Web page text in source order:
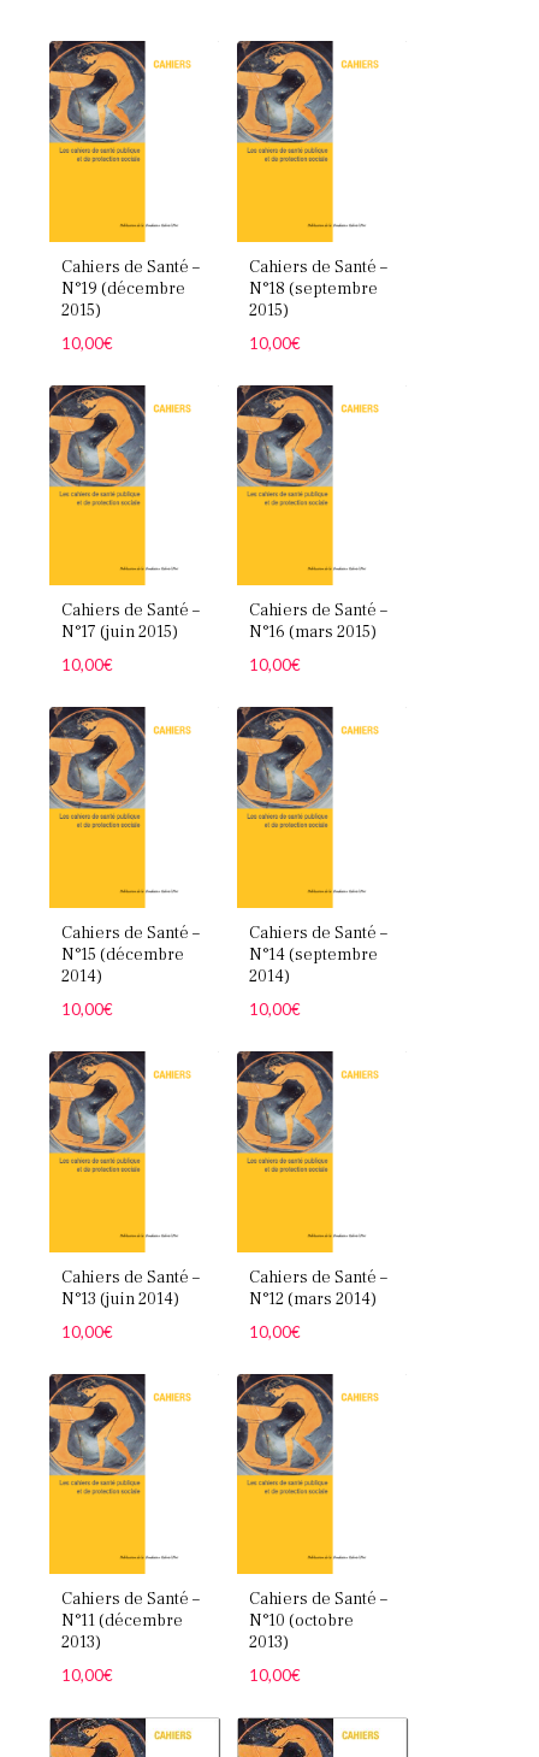
Cahiers de Santé –
N°19 (décembre
2015)
10,00€
Cahiers de Santé –
N°18 (septembre
2015)
10,00€
Cahiers de Santé –
N°17 (juin 2015)
10,00€
Cahiers de Santé –
N°16 (mars 2015)
10,00€
Cahiers de Santé –
N°15 (décembre
2014)
10,00€
Cahiers de Santé –
N°14 (septembre
2014)
10,00€
Cahiers de Santé –
N°13 (juin 2014)
10,00€
Cahiers de Santé –
N°12 (mars 2014)
10,00€
Cahiers de Santé –
N°11 (décembre
2013)
10,00€
Cahiers de Santé –
N°10 (octobre
2013)
10,00€